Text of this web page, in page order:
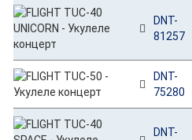
DNT-
81257
DNT-
75280
DNT-